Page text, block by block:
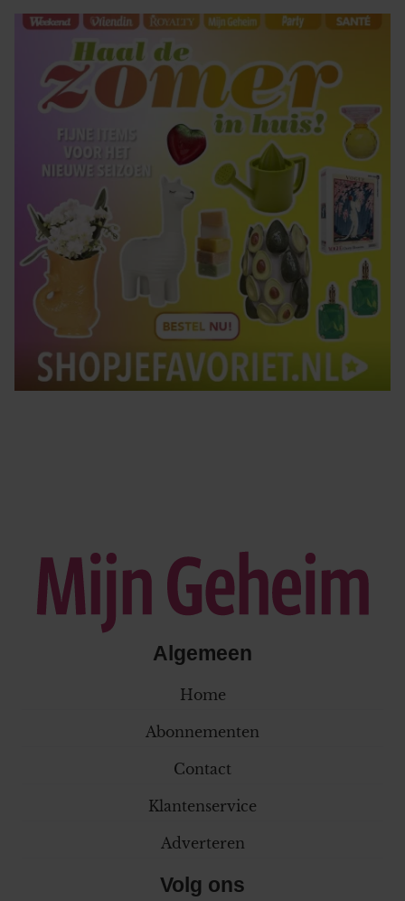
informatie die u aan ze heeft verstrekt of die ze hebben
verzameld op basis van uw gebruik van hun services. U
gaat akkoord met onze cookies als u onze website blijft
gebruiken.
Algemeen
Home
Abonnementen
Contact
Klantenservice
Adverteren
Volg ons